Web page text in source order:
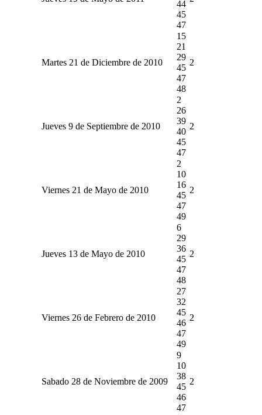
44
45
47
Martes 21 de Diciembre de 2010
15
21
29
45
47
48
2
Jueves 9 de Septiembre de 2010
2
26
39
40
45
47
2
Viernes 21 de Mayo de 2010
2
10
16
45
47
49
2
Jueves 13 de Mayo de 2010
6
29
36
45
47
48
2
Viernes 26 de Febrero de 2010
27
32
45
46
47
49
2
Sabado 28 de Noviembre de 2009
9
10
38
45
46
47
2